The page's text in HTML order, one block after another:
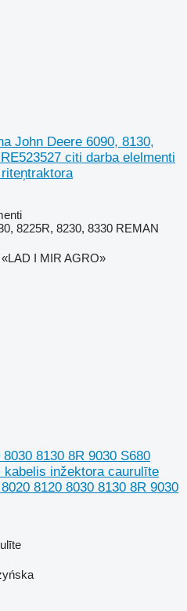
John Deere 6090, 8130,
citi darba elelmenti
8225R, 8230, 8330 REMAN
I MIR AGRO»
8130 8R 9030 S680
kabelis inžektora caurulīte
8120 8030 8130 8R 9030